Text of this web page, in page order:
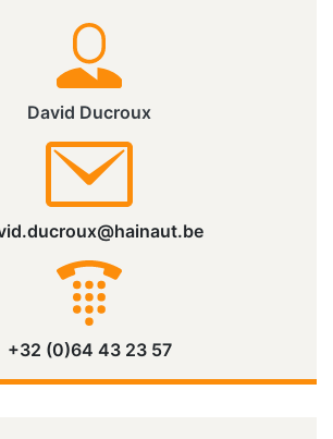
David Ducroux
+32 (0)64 43 23 57